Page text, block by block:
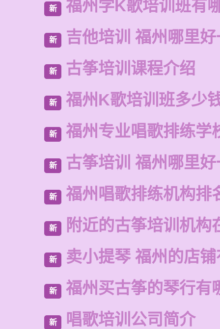
新 福州学K歌培训班有
新 吉他培训 福州哪里
新 古筝培训课程介绍
新 福州K歌培训班多少
新 福州专业唱歌排练学
新 古筝培训 福州哪里
新 福州唱歌排练机构排
新 附近的古筝培训机构
新 卖小提琴 福州的店
新 福州买古筝的琴行有
新 唱歌培训公司简介